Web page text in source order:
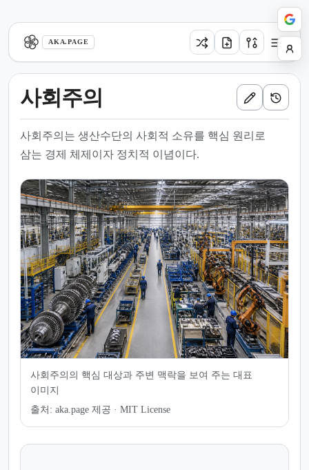
AKA.PAGE
사회주의
사회주의는 생산수단의 사회적 소유를 핵심 원리로
삼는 경제 체제이자 정치적 이념이다.
사회주의의 핵심 대상과 주변 맥락을 보여 주는 대표
이미지
출처: aka.page 제공 · MIT License